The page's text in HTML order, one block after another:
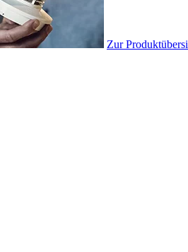
Zur